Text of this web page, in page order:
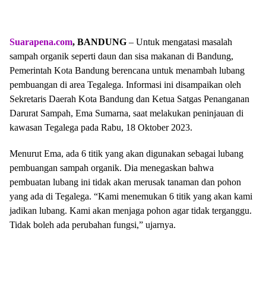
Suarapena.com, BANDUNG – Untuk mengatasi masalah
sampah organik seperti daun dan sisa makanan di Bandung,
Pemerintah Kota Bandung berencana untuk menambah lubang
pembuangan di area Tegalega. Informasi ini disampaikan oleh
Sekretaris Daerah Kota Bandung dan Ketua Satgas Penanganan
Darurat Sampah, Ema Sumarna, saat melakukan peninjauan di
kawasan Tegalega pada Rabu, 18 Oktober 2023.
Menurut Ema, ada 6 titik yang akan digunakan sebagai lubang
pembuangan sampah organik. Dia menegaskan bahwa
pembuatan lubang ini tidak akan merusak tanaman dan pohon
yang ada di Tegalega. “Kami menemukan 6 titik yang akan kami
jadikan lubang. Kami akan menjaga pohon agar tidak terganggu.
Tidak boleh ada perubahan fungsi,” ujarnya.